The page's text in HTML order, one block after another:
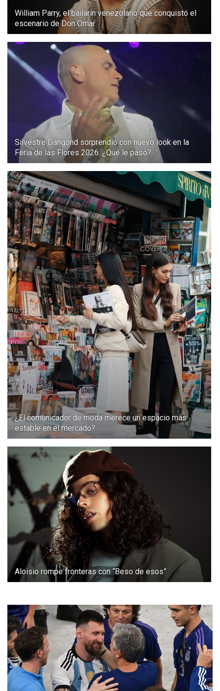
William Parry, el bailarín venezolano que conquistó el
escenario de Don Omar
Silvestre Dangond sorprendió con nuevo look en la
Feria de las Flores 2026: ¿Qué le pasó?
¿El comunicador de moda merece un espacio más
estable en el mercado?
Aloisio rompe fronteras con “Beso de esos”